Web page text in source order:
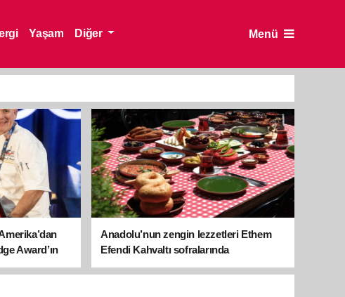
Yaşam Diğer Menü
Award’ın
Anadolu’nun zengin lezzetleri Ethem
Efendi Kahvaltı sofralarında